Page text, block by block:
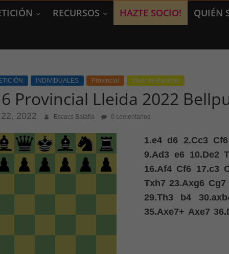
RECURSOS HAZTE SOCIO! QUIÉN
INDIVIDUALES Provincial Visor de Partidas
Provincial Lleida 2022
2022 Escacs Balafia 0 comentarios
1.e4 d6 2.Cc3 Cf6
9.Ad3 e6 10.De2
16.Af4 Cf6 17.c3
Txh7 23.Axg6 Cg7
29.Th3 b4 30.
35.Axe7+ Axe7 36.